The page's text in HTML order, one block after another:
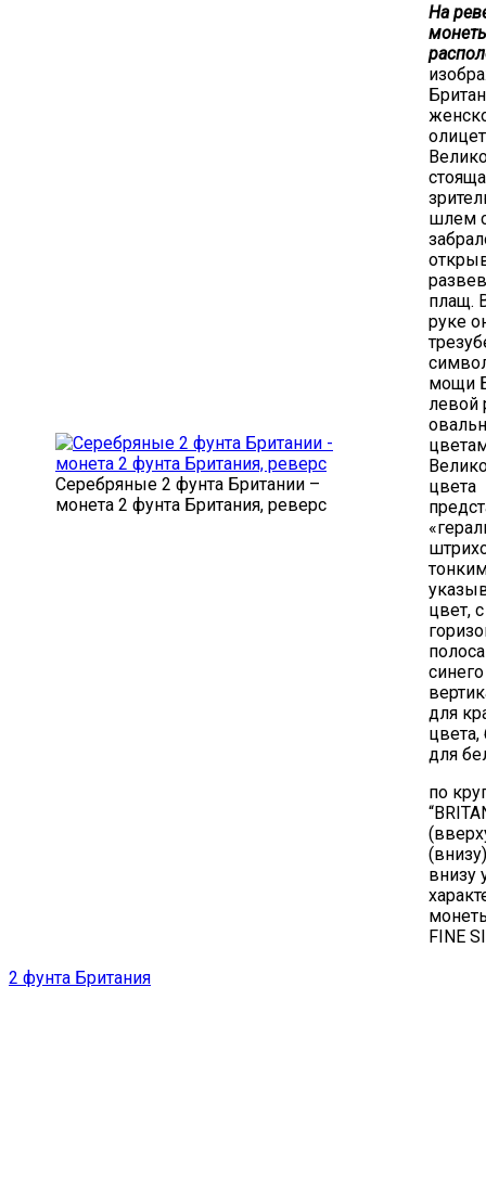
Серебряные 2 фунта Британии –
монета 2 фунта Британия, реверс
На
шлем
плащ.
руке
мощи
левой
цвета
цвет, с
для
цвета,
для
по
внизу
FINE
2 фунта Британия